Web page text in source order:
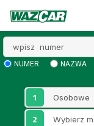
NUMER NAZWA
1
2